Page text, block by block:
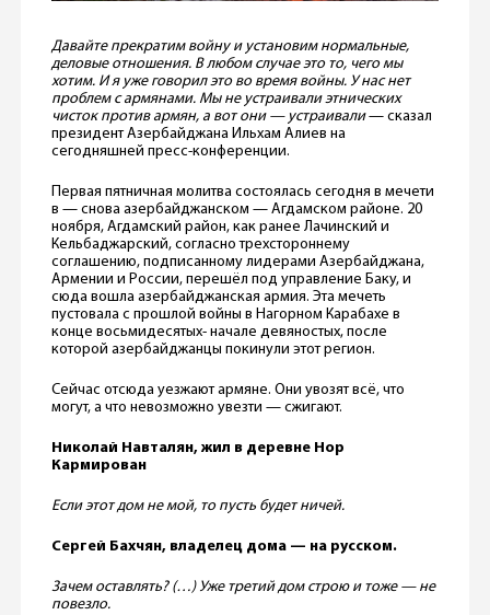
Давайте прекратим войну и установим нормальные,
деловые отношения. В любом случае это то, чего мы
хотим. И я уже говорил это во время войны. У нас нет
проблем с армянами. Мы не устраивали этнических
чисток против армян, а вот они — устраивали— сказал
президент Азербайджана Ильхам Алиев на
сегодняшней пресс-конференции.
Первая пятничная молитва состоялась сегодня в мечети
в — снова азербайджанском — Агдамском районе. 20
ноября, Агдамский район, как ранее Лачинский и
Кельбаджарский, согласно трехстороннему
соглашению, подписанному лидерами Азербайджана,
Армении и России, перешёл под управление Баку, и
сюда вошла азербайджанская армия. Эта мечеть
пустовала с прошлой войны в Нагорном Карабахе в
конце восьмидесятых- начале девяностых, после
которой азербайджанцы покинули этот регион.
Сейчас отсюда уезжают армяне. Они увозят всё, что
могут, а что невозможно увезти — сжигают.
Николай Навталян, жил в деревне Нор
Кармирован
Если этот дом не мой, то пусть будет ничей.
Сергей Бахчян, владелец дома — на русском.
Зачем оставлять? (…) Уже третий дом строю и тоже — не
повезло.